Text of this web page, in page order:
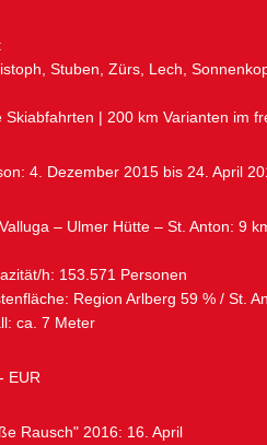
Stuben, Zürs, Lech,
Skiabfahrten | 200 km Varianten im
4. Dezember 2015 bis 24. April
– Ulmer Hütte – St. Anton: 9
h: 153.571 Personen
Region Arlberg 59 % / St.
ca. 7 Meter
EUR
Rausch" 2016: 16. April